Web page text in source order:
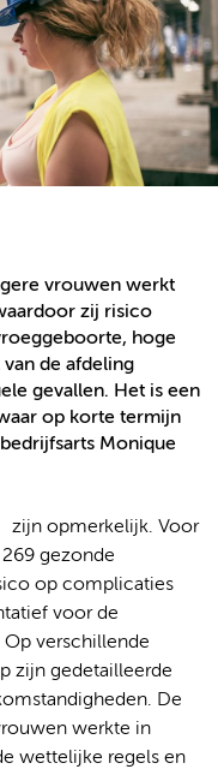
vrouwen werkt
zij risico
hoge
de afdeling
gevallen. Het is een
op korte termijn
Monique
zijn opmerkelijk. Voor
gezonde
op complicaties
voor de
Op verschillende
zijn gedetailleerde
De
werkte in
wettelijke regels en